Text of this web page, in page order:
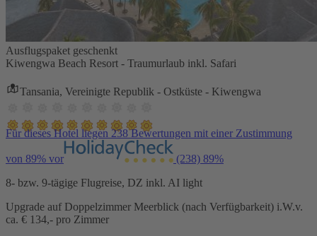
Ausflugspaket geschenkt
Kiwengwa Beach Resort - Traumurlaub inkl. Safari
Tansania, Vereinigte Republik - Ostküste - Kiwengwa
Für dieses Hotel liegen 238 Bewertungen mit einer Zustimmung
von 89% vor (238) 89%
8- bzw. 9-tägige Flugreise, DZ inkl. AI light
Upgrade auf Doppelzimmer Meerblick (nach Verfügbarkeit) i.W.v.
ca. € 134,- pro Zimmer